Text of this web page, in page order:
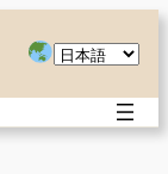
言
を